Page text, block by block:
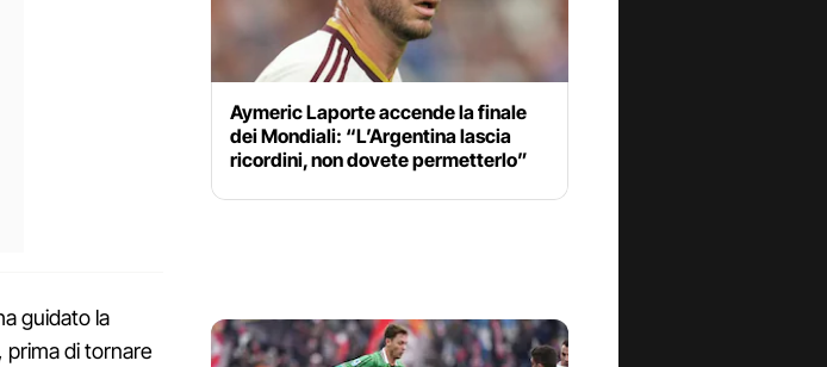
guidato la
prima di tornare
Aymeric Laporte accende la finale
dei Mondiali: “L’Argentina lascia
ricordini, non dovete permetterlo”